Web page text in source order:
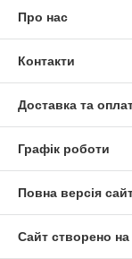
Про нас
Контакти
Доставка та
Графік роботи
Повна версія
Сайт створено на